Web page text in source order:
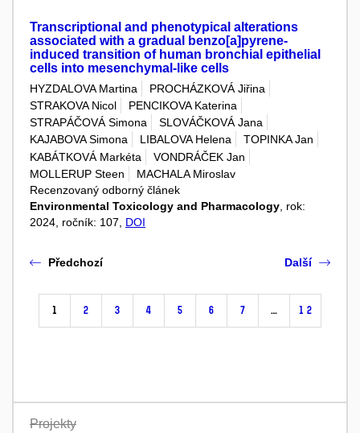
Transcriptional and phenotypical alterations
associated with a gradual benzo[a]pyrene-
induced transition of human bronchial epithelial
cells into mesenchymal-like cells
HYZDALOVA Martina
PROCHÁZKOVÁ Jiřina
STRAKOVA Nicol
PENCIKOVA Katerina
STRAPÁČOVÁ Simona
SLOVÁČKOVÁ Jana
KAJABOVA Simona
LIBALOVA Helena
TOPINKA Jan
KABÁTKOVÁ Markéta
VONDRÁČEK Jan
MOLLERUP Steen
MACHALA Miroslav
Recenzovaný odborný článek
Environmental Toxicology and Pharmacology , rok:
2024, ročník: 107, DOI
Předchozí
1 2 3 4 5 6 7 … 12
Další
Projekty